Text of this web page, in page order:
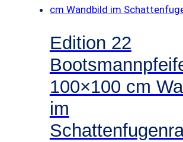
war: ist:
Edition 22
100×100 cm
im